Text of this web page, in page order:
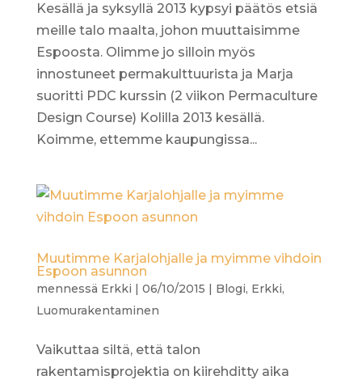
Kesällä ja syksyllä 2013 kypsyi päätös etsiä
meille talo maalta, johon muuttaisimme
Espoosta. Olimme jo silloin myös
innostuneet permakulttuurista ja Marja
suoritti PDC kurssin (2 viikon Permaculture
Design Course) Kolilla 2013 kesällä.
Koimme, ettemme kaupungissa...
Muutimme Karjalohjalle ja myimme vihdoin
Espoon asunnon
mennessä Erkki | 06/10/2015 | Blogi, Erkki,
Luomurakentaminen
Vaikuttaa siltä, että talon
rakentamisprojektia on kiirehditty aika